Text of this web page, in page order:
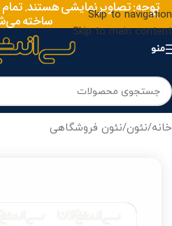
Skip to navigation
Skip to main content
توجه: تصاویر نمایشی هستند.
ساخته
منو
خانه/نئون/نئون فروشگاهی